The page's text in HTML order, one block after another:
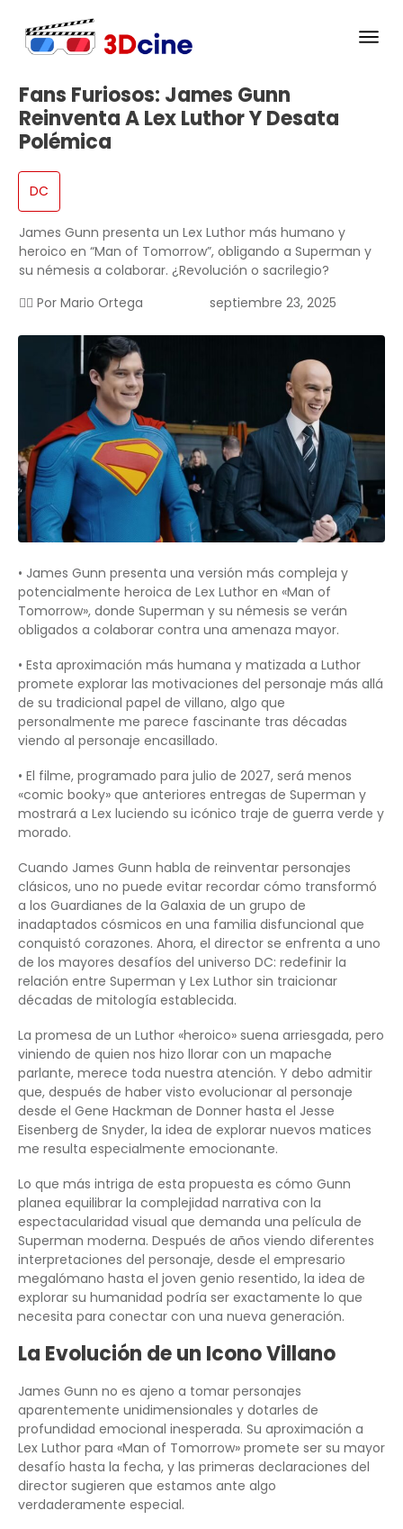
Fans Furiosos: James Gunn
Reinventa A Lex Luthor Y Desata
Polémica
DC
James Gunn presenta un Lex Luthor más humano y
heroico en “Man of Tomorrow”, obligando a Superman y
su némesis a colaborar. ¿Revolución o sacrilegio?
✍🏻 Por Mario Ortega septiembre 23, 2025
• James Gunn presenta una versión más compleja y
potencialmente heroica de Lex Luthor en «Man of
Tomorrow», donde Superman y su némesis se verán
obligados a colaborar contra una amenaza mayor.
• Esta aproximación más humana y matizada a Luthor
promete explorar las motivaciones del personaje más allá
de su tradicional papel de villano, algo que
personalmente me parece fascinante tras décadas
viendo al personaje encasillado.
• El filme, programado para julio de 2027, será menos
«comic booky» que anteriores entregas de Superman y
mostrará a Lex luciendo su icónico traje de guerra verde y
morado.
Cuando James Gunn habla de reinventar personajes
clásicos, uno no puede evitar recordar cómo transformó
a los Guardianes de la Galaxia de un grupo de
inadaptados cósmicos en una familia disfuncional que
conquistó corazones. Ahora, el director se enfrenta a uno
de los mayores desafíos del universo DC: redefinir la
relación entre Superman y Lex Luthor sin traicionar
décadas de mitología establecida.
La promesa de un Luthor «heroico» suena arriesgada, pero
viniendo de quien nos hizo llorar con un mapache
parlante, merece toda nuestra atención. Y debo admitir
que, después de haber visto evolucionar al personaje
desde el Gene Hackman de Donner hasta el Jesse
Eisenberg de Snyder, la idea de explorar nuevos matices
me resulta especialmente emocionante.
Lo que más intriga de esta propuesta es cómo Gunn
planea equilibrar la complejidad narrativa con la
espectacularidad visual que demanda una película de
Superman moderna. Después de años viendo diferentes
interpretaciones del personaje, desde el empresario
megalómano hasta el joven genio resentido, la idea de
explorar su humanidad podría ser exactamente lo que
necesita para conectar con una nueva generación.
La Evolución de un Icono Villano
James Gunn no es ajeno a tomar personajes
aparentemente unidimensionales y dotarles de
profundidad emocional inesperada. Su aproximación a
Lex Luthor para «Man of Tomorrow» promete ser su mayor
desafío hasta la fecha, y las primeras declaraciones del
director sugieren que estamos ante algo
verdaderamente especial.